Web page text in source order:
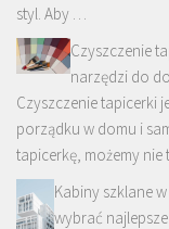
styl. Aby …
Czyszczenie
narzędzi do
Czyszczenie tapicerki
porządku w domu i
tapicerkę, możemy nie
Kabiny szklane
wybrać